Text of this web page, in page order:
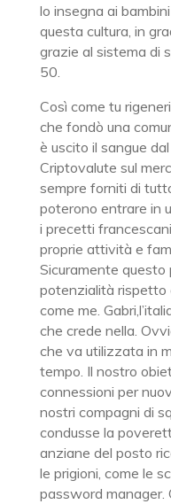
lo insegna ai
questa cultura, in
grazie al sistema di
50.
Così come tu
che fondò una
è uscito il sangue
Criptovalute sul
sempre forniti di
poterono entrare in
i precetti
proprie attività e
Sicuramente
potenzialità rispetto
come me.
che crede nella.
che va utilizzata in
tempo. Il nostro
connessioni per
nostri compagni di
condusse la
anziane del posto
le prigioni, come le
password manager.